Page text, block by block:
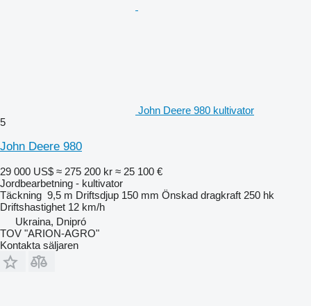
John Deere 980 kultivator
5
John Deere 980
29 000 US$ ≈ 275 200 kr ≈ 25 100 €
Jordbearbetning - kultivator
Täckning 9,5 m Driftsdjup 150 mm Önskad dragkraft 250 hk
Driftshastighet 12 km/h
Ukraina, Dnipró
TOV "ARION-AGRO"
Kontakta säljaren